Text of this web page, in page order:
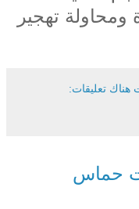
تهجير
هناك تعليقات:
حماس